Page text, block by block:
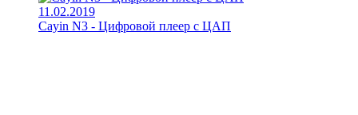
11.02.2019
Cayin N3 - Цифровой плеер с ЦАП